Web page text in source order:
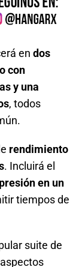
en dos
con
y una
, todos
rendimiento
. Incluirá el
en un
tiempos de
suite de